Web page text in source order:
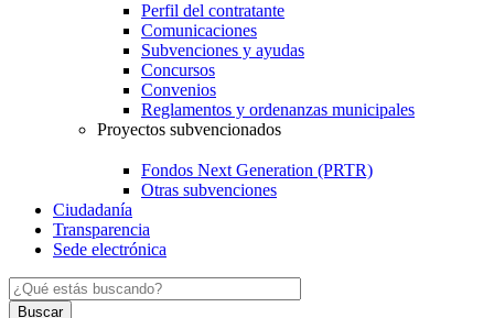
Perfil del contratante
Comunicaciones
Subvenciones y ayudas
Concursos
Convenios
Reglamentos y ordenanzas municipales
Proyectos subvencionados
Fondos Next Generation (PRTR)
Otras subvenciones
Ciudadanía
Transparencia
Sede electrónica